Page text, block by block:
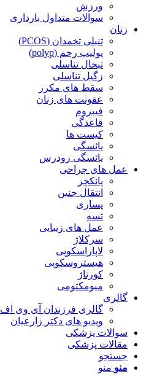
ورزش
سوالات متداول بارداری
زنان
تنبلی تخمدان (PCOS)
پولیپ رحم (polyp)
تبخال تناسلی
زگیل تناسلی
سقط های مکرر
عفونت های زنان
فیبروم
قاعدگی
کیست ها
یائسگی
یائسگی زودرس
عمل های جراحی
پانکچر
انتقال جنین
پساری
تسه
عمل های زیبایی
سرکلاژ
لاپاراسکوپی
هیستروسکوپی
کورتاژ
میومکتومی
گالری
گالری فرزندان آی وی اف
ویدیو های دکتر زارعیان
سوالات پزشکی
مقالات پزشکی
جستجو
منو منو